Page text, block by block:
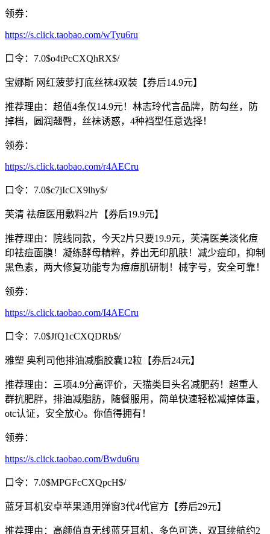
领券：
https://s.click.taobao.com/wTyu6ru
口令：7.0$o4tPcCXQhRX$/
宝娜斯 网红菠萝打底丝袜4双装【券后14.9元】
推荐理由：超值4条仅14.9元！林志玲代言品牌，防勾丝，防
掉档，圆润翘臀，丝袜诱惑，4种裆型任意选择！
领券：
https://s.click.taobao.com/r4AECru
口令：7.0$c7jIcCX9lhy$/
芙清 祛痘医用敷料2片【券后19.9元】
推荐理由：院线同款，今天2片只要19.9元，芙清医美淡化痘
印祛痘面膜！凝练酵母精粹，养出无印肌肤！减少痘印，抑制
黑色素，两大修复功能专为痘痘肌研制！械字号，安全可靠！
领券：
https://s.click.taobao.com/I4AECru
口令：7.0$JfQ1cCXQDRb$/
雅塑 奥利司他排油减脂胶囊12粒【券后24元】
推荐理由：三项4.9分高评价，天猫类目头名减肥药！超重人
群抗肥胖，排油减脂肪，随餐服用，简单快速轻松减掉体重，
otc认证，安全放心。你值得拥有！
领券：
https://s.click.taobao.com/Bwdu6ru
口令：7.0$MPGFcCXQpcH$/
蓝牙耳机安卓苹果通用弹窗3代4代官方【券后29元】
推荐理由：高颜值真无线蓝牙耳机，多色可选，双耳续航约2